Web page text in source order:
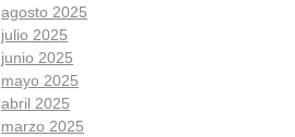
agosto 2025
julio 2025
junio 2025
mayo 2025
abril 2025
marzo 2025